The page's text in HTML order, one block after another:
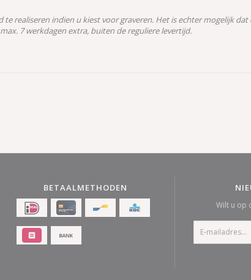
te realiseren indien u kiest voor graveren. Het is echter mogelijk
7 werkdagen extra, buiten de reguliere levertijd.
BETAALMETHODEN
Wilt u op